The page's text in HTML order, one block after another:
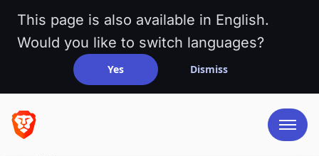
This page is also available in English.
Would you like to switch languages?
Yes Dismiss